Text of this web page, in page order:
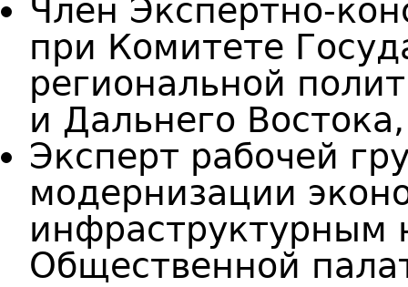
Член Экспертно-
при Комитете
региональной
и Дальнего Востока,
Эксперт рабочей
модернизации
инфраструктурным
Общественной